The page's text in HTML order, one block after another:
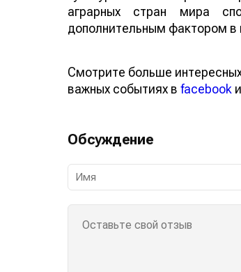
аграрных стран мира
дополнительным фактором в
Смотрите больше
важных событиях в facebook
Обсуждение